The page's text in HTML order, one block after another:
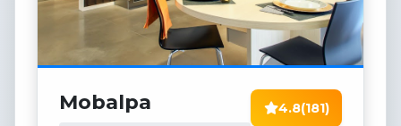
Mobalpa 4.8(181)